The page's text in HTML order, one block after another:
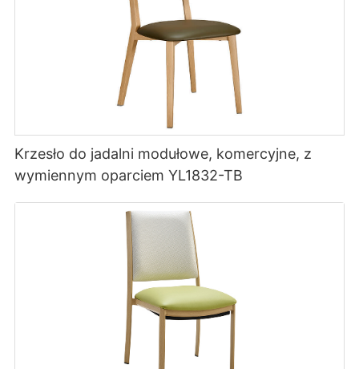
Krzesło do jadalni modułowe, komercyjne, z
wymiennym oparciem YL1832-TB